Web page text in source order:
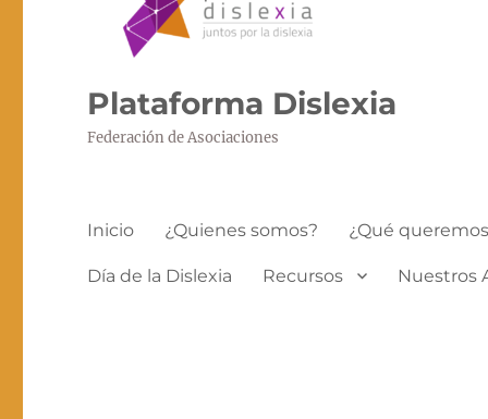
Plataforma Dislexia
Federación de Asociaciones
Inicio ¿Quienes somos? ¿Qué
Día de la Dislexia Recursos Nuestros